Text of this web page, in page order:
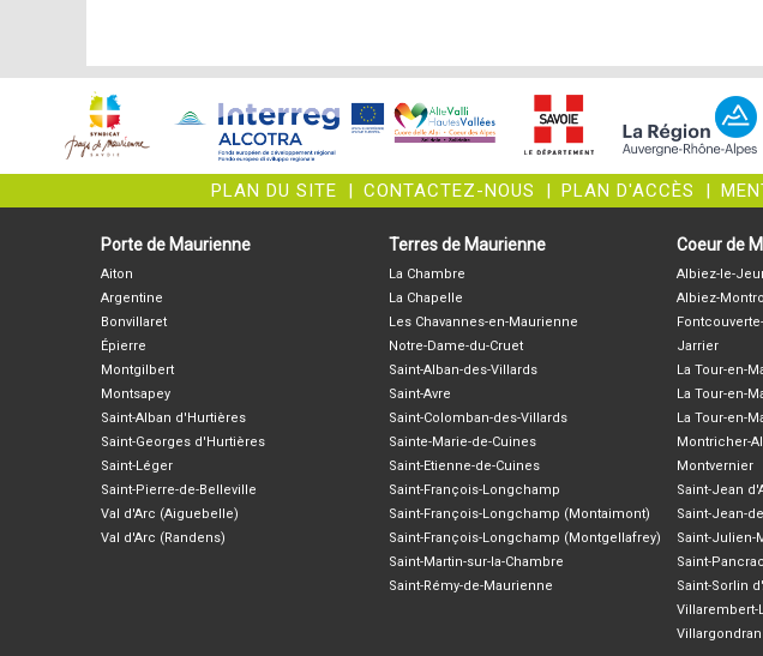
PLAN DU SITE | CONTACTEZ-NOUS | PLAN D'ACCÈS |
Porte de Maurienne
Aiton
Argentine
Bonvillaret
Épierre
Montgilbert
Montsapey
Saint-Alban d'Hurtières
Saint-Georges d'Hurtières
Saint-Léger
Saint-Pierre-de-Belleville
Val d'Arc (Aiguebelle)
Val d'Arc (Randens)
Terres de Maurienne
La Chambre
La Chapelle
Les Chavannes-en-Maurienne
Notre-Dame-du-Cruet
Saint-Alban-des-Villards
Saint-Avre
Saint-Colomban-des-Villards
Sainte-Marie-de-Cuines
Saint-Etienne-de-Cuines
Saint-François-Longchamp
Saint-François-Longchamp (Montaimont)
Saint-François-Longchamp (Montgellafrey)
Saint-Martin-sur-la-Chambre
Saint-Rémy-de-Maurienne
Coeur de
Albiez-le-
Albiez-
Jarrier
La Tour-en-
La Tour-en-
La Tour-en-
Montricher-
Montvernier
Saint-Jean
Saint-Jean-
Saint-Julien-
Saint-
Saint-Sorlin
Villarembert-
Villargondran